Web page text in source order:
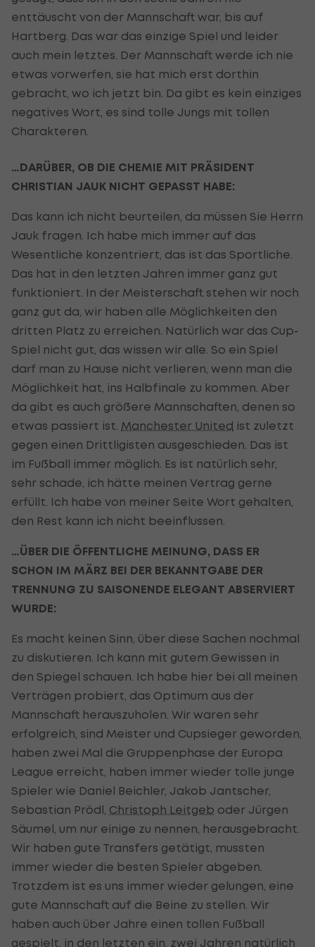
enttäuscht von der Mannschaft war, bis auf
Hartberg. Das war das einzige Spiel und leider
auch mein letztes. Der Mannschaft werde ich nie
etwas vorwerfen, sie hat mich erst dorthin
gebracht, wo ich jetzt bin. Da gibt es kein einziges
negatives Wort, es sind tolle Jungs mit tollen
Charakteren.
…DARÜBER, OB DIE CHEMIE MIT PRÄSIDENT
CHRISTIAN JAUK NICHT GEPASST HABE:
Das kann ich nicht beurteilen, da müssen Sie Herrn
Jauk fragen. Ich habe mich immer auf das
Wesentliche konzentriert, das ist das Sportliche.
Das hat in den letzten Jahren immer ganz gut
funktioniert. In der Meisterschaft stehen wir noch
ganz gut da, wir haben alle Möglichkeiten den
dritten Platz zu erreichen. Natürlich war das Cup-
Spiel nicht gut, das wissen wir alle. So ein Spiel
darf man zu Hause nicht verlieren, wenn man die
Möglichkeit hat, ins Halbfinale zu kommen. Aber
da gibt es auch größere Mannschaften, denen so
etwas passiert ist. Manchester United ist zuletzt
gegen einen Drittligisten ausgeschieden. Das ist
im Fußball immer möglich. Es ist natürlich sehr,
sehr schade, ich hätte meinen Vertrag gerne
erfüllt. Ich habe von meiner Seite Wort gehalten,
den Rest kann ich nicht beeinflussen.
…ÜBER DIE ÖFFENTLICHE MEINUNG, DASS ER
SCHON IM MÄRZ BEI DER BEKANNTGABE DER
TRENNUNG ZU SAISONENDE ELEGANT ABSERVIERT
WURDE:
Es macht keinen Sinn, über diese Sachen nochmal
zu diskutieren. Ich kann mit gutem Gewissen in
den Spiegel schauen. Ich habe hier bei all meinen
Verträgen probiert, das Optimum aus der
Mannschaft herauszuholen. Wir waren sehr
erfolgreich, sind Meister und Cupsieger geworden,
haben zwei Mal die Gruppenphase der Europa
League erreicht, haben immer wieder tolle junge
Spieler wie Daniel Beichler, Jakob Jantscher,
Sebastian Prödl, Christoph Leitgeb oder Jürgen
Säumel, um nur einige zu nennen, herausgebracht.
Wir haben gute Transfers getätigt, mussten
immer wieder die besten Spieler abgeben.
Trotzdem ist es uns immer wieder gelungen, eine
gute Mannschaft auf die Beine zu stellen. Wir
haben auch über Jahre einen tollen Fußball
gespielt, in den letzten ein, zwei Jahren natürlich